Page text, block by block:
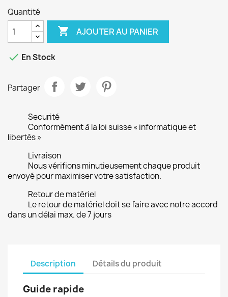
Quantité
 AJOUTER AU PANIER
 En Stock
Partager
Securité
Conformément à la loi suisse « informatique et
libertés »
Livraison
Nous vérifions minutieusement chaque produit
envoyé pour maximiser votre satisfaction.
Retour de matériel
Le retour de matériel doit se faire avec notre accord
dans un délai max. de 7 jours
Description Détails du produit
Guide rapide